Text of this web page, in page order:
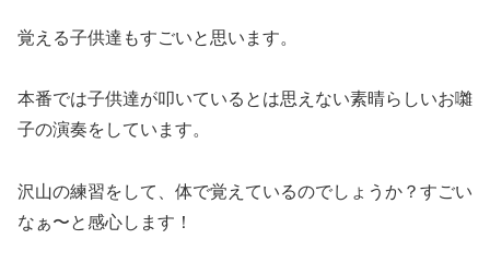
覚える子供達もすごいと思います。
本番では子供達が叩いているとは思えない素晴らしいお囃
子の演奏をしています。
沢山の練習をして、体で覚えているのでしょうか？すごい
なぁ〜と感心します！